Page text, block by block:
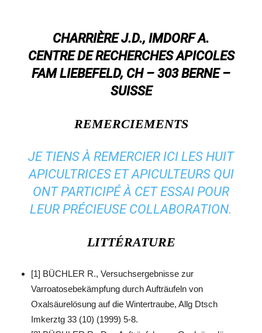
CHARRIÈRE J.D., IMDORF A.
CENTRE DE RECHERCHES APICOLES
FAM LIEBEFELD, CH – 303 BERNE –
SUISSE
REMERCIEMENTS
JE TIENS À REMERCIER ICI LES HUIT
APICULTRICES ET APICULTEURS QUI
ONT PARTICIPÉ À CET ESSAI POUR
LEUR PRÉCIEUSE COLLABORATION.
LITTÉRATURE
[1] BÜCHLER R., Versuchsergebnisse zur
Varroatosebekämpfung durch Aufträufeln von
Oxalsäurelösung auf die Wintertraube, Allg Dtsch
Imkerztg 33 (10) (1999) 5-8.